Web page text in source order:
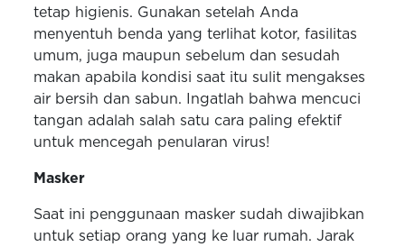
tetap higienis. Gunakan setelah Anda
menyentuh benda yang terlihat kotor, fasilitas
umum, juga maupun sebelum dan sesudah
makan apabila kondisi saat itu sulit mengakses
air bersih dan sabun. Ingatlah bahwa mencuci
tangan adalah salah satu cara paling efektif
untuk mencegah penularan virus!
Masker
Saat ini penggunaan masker sudah diwajibkan
untuk setiap orang yang ke luar rumah. Jarak